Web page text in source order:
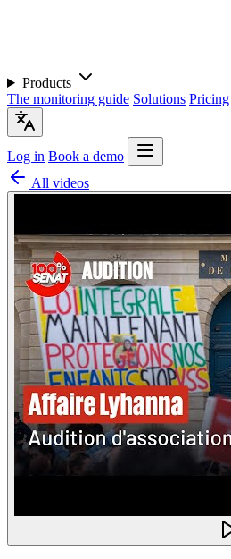
Products
The monitoring guide Solutions Pricing
Log in Book a demo
All videos